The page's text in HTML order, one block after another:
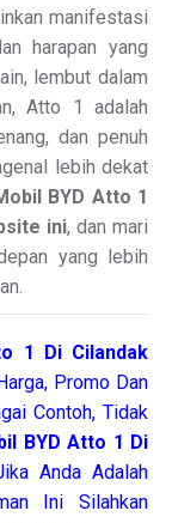
manifestasi
harapan yang
lembut dalam
Atto 1 adalah
dan penuh
lebih dekat
BYD Atto 1
ini, dan mari
yang lebih
1 Di Cilandak
Promo Dan
Contoh, Tidak
BYD Atto 1 Di
Anda Adalah
Ini Silahkan